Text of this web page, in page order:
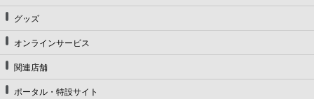
グッズ
オンラインサービス
関連店舗
ポータル・特設サイト